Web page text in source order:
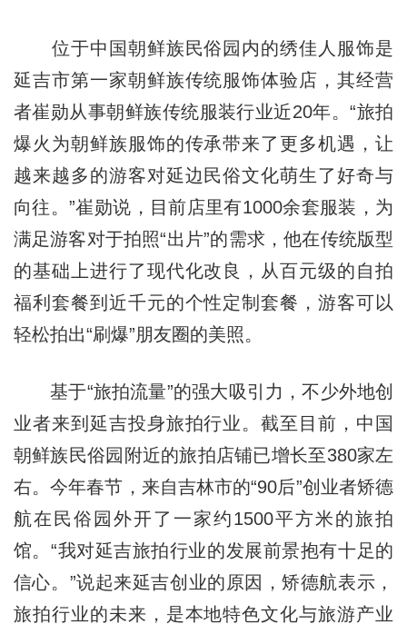
位于中国朝鲜族民俗园内的绣佳人服饰是
延吉市第一家朝鲜族传统服饰体验店，其经营
者崔勋从事朝鲜族传统服装行业近20年。“旅拍
爆火为朝鲜族服饰的传承带来了更多机遇，让
越来越多的游客对延边民俗文化萌生了好奇与
向往。”崔勋说，目前店里有1000余套服装，为
满足游客对于拍照“出片”的需求，他在传统版型
的基础上进行了现代化改良，从百元级的自拍
福利套餐到近千元的个性定制套餐，游客可以
轻松拍出“刷爆”朋友圈的美照。
基于“旅拍流量”的强大吸引力，不少外地创
业者来到延吉投身旅拍行业。截至目前，中国
朝鲜族民俗园附近的旅拍店铺已增长至380家左
右。今年春节，来自吉林市的“90后”创业者矫德
航在民俗园外开了一家约1500平方米的旅拍
馆。“我对延吉旅拍行业的发展前景抱有十足的
信心。”说起来延吉创业的原因，矫德航表示，
旅拍行业的未来，是本地特色文化与旅游产业